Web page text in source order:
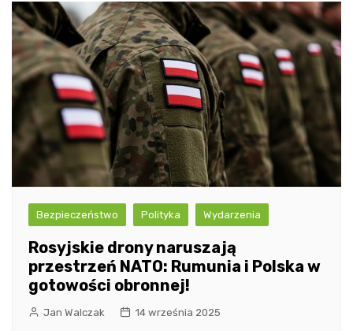
Bezpieczeństwo Polityka Wydarzenia
Rosyjskie drony naruszają
przestrzeń NATO: Rumunia i Polska w
gotowości obronnej!
Jan Walczak 14 września 2025